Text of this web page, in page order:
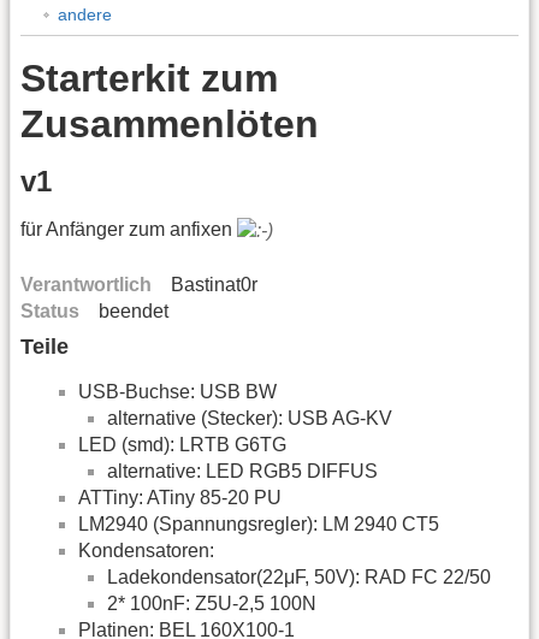
andere
Starterkit zum
Zusammenlöten
v1
für Anfänger zum anfixen
Verantwortlich
Bastinat0r
Status
beendet
Teile
USB-Buchse: USB BW
alternative (Stecker): USB AG-KV
LED (smd): LRTB G6TG
alternative: LED RGB5 DIFFUS
ATTiny: ATiny 85-20 PU
LM2940 (Spannungsregler): LM 2940 CT5
Kondensatoren:
Ladekondensator(22μF, 50V): RAD FC 22/50
2* 100nF: Z5U-2,5 100N
Platinen: BEL 160X100-1